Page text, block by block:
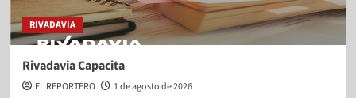
RIVADAVIA
Rivadavia Capacita
EL REPORTERO 1 de agosto de 2026